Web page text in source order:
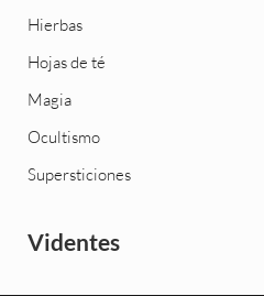
Hierbas
Hojas de té
Magia
Ocultismo
Supersticiones
Videntes